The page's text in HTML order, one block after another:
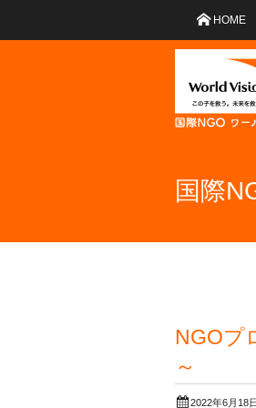
HOME
国際
NGOプ
～
2022年6月18日